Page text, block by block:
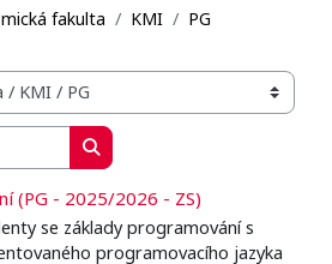
fakulta KMI PG
Cerca corsi
(PG - 2025/2026 - ZS)
se základy programování s
programovacího jazyka